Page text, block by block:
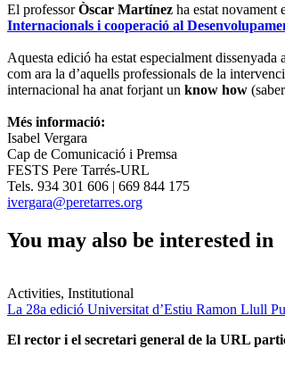
El professorÒscar Martínez ha estat novament
Internacionals i cooperació al
Aquesta edició ha estat especialment
com ara la d’aquells professionals de la
internacional ha anat forjant un know how
Més informació:
Isabel Vergara
Cap de Comunicació i Premsa
FESTS Pere Tarrés-URL
Tels. 934 301 606 | 669 844 175
ivergara@peretarres.org
You may also be interested in
Activities, Institutional
La 28a edició Universitat d’Estiu Ramon Llull
El rector i el secretari general de la URL